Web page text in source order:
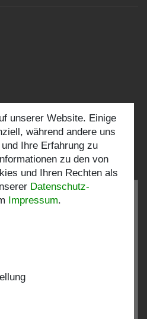
Amazon
SHOPVOTE.DE ansehen
von Kundenbewertungen
unserer Website. Einige
während andere uns
Ihre Erfahrung zu
zu den von
und Ihren Rechten als
Daten­schutz­
Impressum.